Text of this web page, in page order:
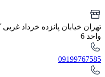
واحد 6
09199767585